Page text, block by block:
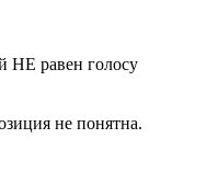
НЕ равен голосу
не понятна.